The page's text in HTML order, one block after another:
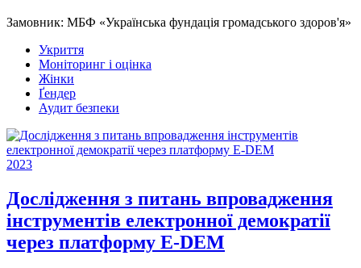
Замовник: МБФ «Українська фундація громадського здоров'я»
Укриття
Моніторинг і оцінка
Жінки
Ґендер
Аудит безпеки
2023
Дослідження з питань впровадження
інструментів електронної демократії
через платформу E-DEM